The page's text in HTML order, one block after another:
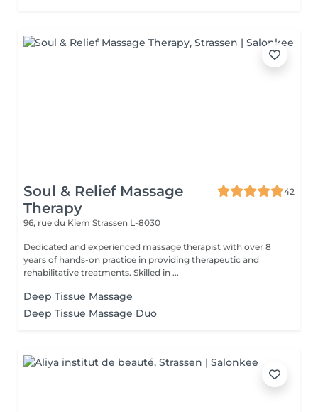
Soul & Relief Massage
Therapy
42
96, rue du Kiem Strassen L-8030
Dedicated and experienced massage therapist with over 8
years of hands-on practice in providing therapeutic and
rehabilitative treatments. Skilled in ...
Deep Tissue Massage
Deep Tissue Massage Duo